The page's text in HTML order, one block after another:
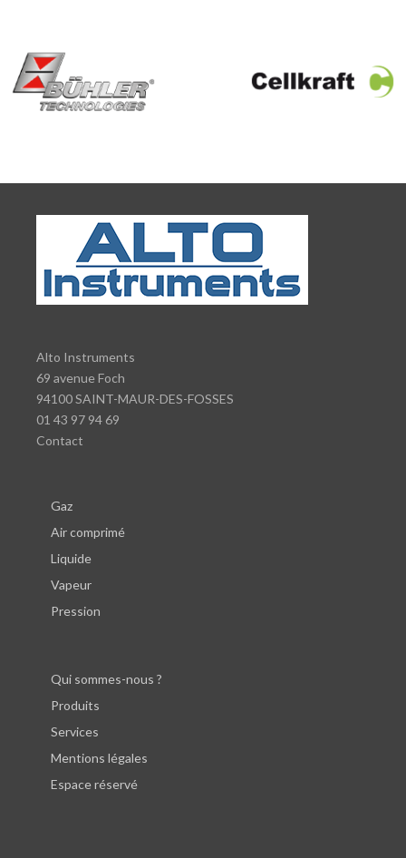
Alto Instruments
69 avenue Foch
94100 SAINT-MAUR-DES-FOSSES
01 43 97 94 69
Contact
Gaz
Air comprimé
Liquide
Vapeur
Pression
Qui sommes-nous ?
Produits
Services
Mentions légales
Espace réservé